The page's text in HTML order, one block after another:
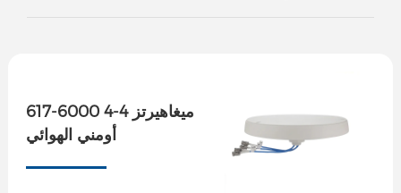
617-6000 ميغاهيرتز 4-4
أومني الهوائي